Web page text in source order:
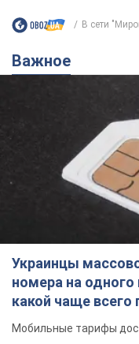
В сети
Важное
Украинцы
номера на одного
какой чаще всего
Мобильные тарифы